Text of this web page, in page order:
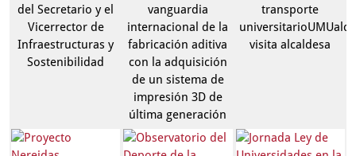
del Secretario y el
Vicerrector de
Infraestructuras y
Sostenibilidad
vanguardia
internacional de la
fabricación aditiva
con la adquisición
de un sistema de
impresión 3D de
última generación
transporte
visita alcaldesa